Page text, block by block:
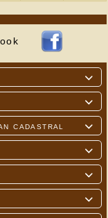



cadastral


